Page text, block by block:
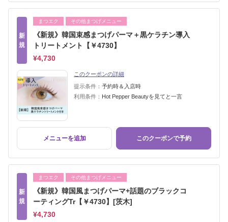
新
規
まつエク その他まつげメニュー
《新規》韓国束感まつげパーマ＋黒ケラチン導入
トリートメント【￥4730】
¥4,730
このクーポンの詳細
提示条件： 予約時＆入店時
利用条件： Hot Pepper Beautyを見てと一言
メニューを追加 このクーポンで予約
新
規
まつエク その他まつげメニュー
《新規》韓国風まつげパーマ+話題のブラックコ
ーティングTr【￥4730】[茨木]
¥4,730